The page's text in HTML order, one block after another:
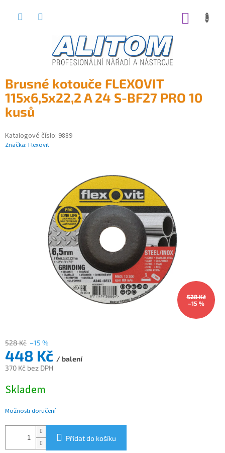
Brusné kotouče FLEXOVIT
115x6,5x22,2 A 24 S-BF27 PRO 10
kusů
Katalogové číslo: 9889
Značka: Flexovit
528 Kč
–15 %
528 Kč –15 %
448 Kč / balení
370 Kč bez DPH
cena:
Skladem
Možnosti doručení
Přidat do košíku